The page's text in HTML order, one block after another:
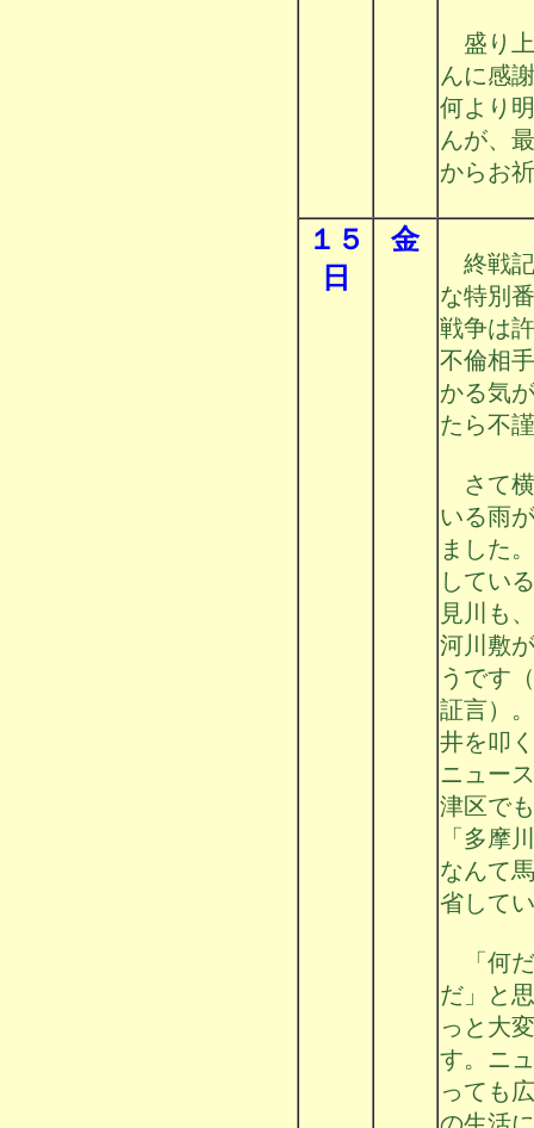
盛り上
んに感
何より
んが、
からお
１５
日
金
終戦記
な特別
戦争は
不倫相
かる気
たら不
さて横
いる雨
ました
してい
見川も
河川敷
うです
証言）
井を叩
ニュー
津区で
「多摩
なんて
省して
「何だ
だ」と
っと大
す。ニ
っても